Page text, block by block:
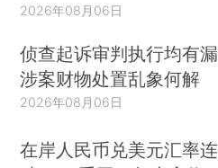
2026年08月06日
侦查起诉审判执行均有
涉案财物处置乱象何解
2026年08月06日
在岸人民币兑美元汇率